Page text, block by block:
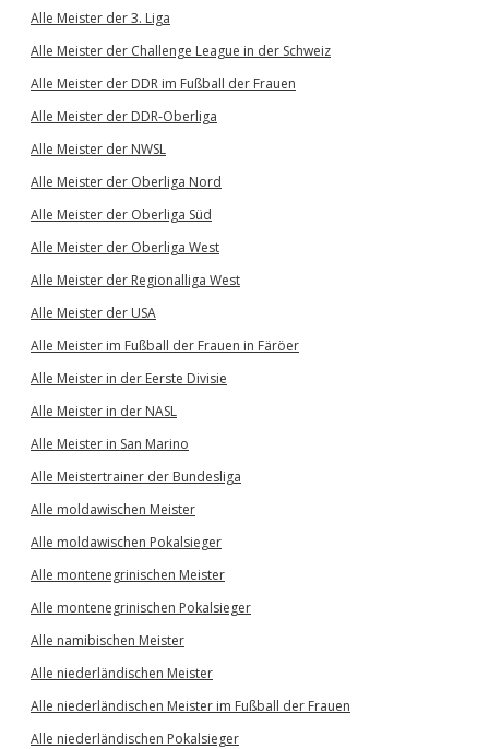
Alle Meister der 3. Liga
Alle Meister der Challenge League in der Schweiz
Alle Meister der DDR im Fußball der Frauen
Alle Meister der DDR-Oberliga
Alle Meister der NWSL
Alle Meister der Oberliga Nord
Alle Meister der Oberliga Süd
Alle Meister der Oberliga West
Alle Meister der Regionalliga West
Alle Meister der USA
Alle Meister im Fußball der Frauen in Färöer
Alle Meister in der Eerste Divisie
Alle Meister in der NASL
Alle Meister in San Marino
Alle Meistertrainer der Bundesliga
Alle moldawischen Meister
Alle moldawischen Pokalsieger
Alle montenegrinischen Meister
Alle montenegrinischen Pokalsieger
Alle namibischen Meister
Alle niederländischen Meister
Alle niederländischen Meister im Fußball der Frauen
Alle niederländischen Pokalsieger